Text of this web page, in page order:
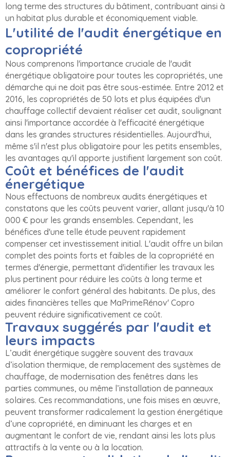
long terme des structures du bâtiment, contribuant ainsi à
un habitat plus durable et économiquement viable.
L'utilité de l'audit énergétique en
copropriété
Nous comprenons l'importance cruciale de l'audit
énergétique obligatoire pour toutes les copropriétés, une
démarche qui ne doit pas être sous-estimée. Entre 2012 et
2016, les copropriétés de 50 lots et plus équipées d'un
chauffage collectif devaient réaliser cet audit, soulignant
ainsi l'importance accordée à l'efficacité énergétique
dans les grandes structures résidentielles. Aujourd'hui,
même s'il n'est plus obligatoire pour les petits ensembles,
les avantages qu'il apporte justifient largement son coût.
Coût et bénéfices de l'audit
énergétique
Nous effectuons de nombreux audits énergétiques et
constatons que les coûts peuvent varier, allant jusqu'à 10
000 € pour les grands ensembles. Cependant, les
bénéfices d'une telle étude peuvent rapidement
compenser cet investissement initial. L'audit offre un bilan
complet des points forts et faibles de la copropriété en
termes d'énergie, permettant d'identifier les travaux les
plus pertinent pour réduire les coûts à long terme et
améliorer le confort général des habitants. De plus, des
aides financières telles que MaPrimeRénov' Copro
peuvent réduire significativement ce coût.
Travaux suggérés par l'audit et
leurs impacts
L’audit énergétique suggère souvent des travaux
d’isolation thermique, de remplacement des systèmes de
chauffage, de modernisation des fenêtres dans les
parties communes, ou même l’installation de panneaux
solaires. Ces recommandations, une fois mises en œuvre,
peuvent transformer radicalement la gestion énergétique
d’une copropriété, en diminuant les charges et en
augmentant le confort de vie, rendant ainsi les lots plus
attractifs à la vente ou à la location.